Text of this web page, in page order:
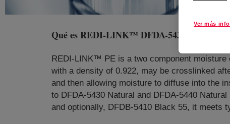
Qué esREDI-LINK™ DFDA-5430 NT
REDI-LINK™ PE is a two component
with a density of 0.922, may be crosslinked
and then allowing moisture to diffuse into the
to DFDA-5430 Natural and DFDA-5440
and optionally, DFDB-5410 Black 55, it meets
Ver más